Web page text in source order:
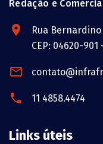
Redação e
Rua Bernardino
CEP: 04620-901
11 4858.4474
Links úteis